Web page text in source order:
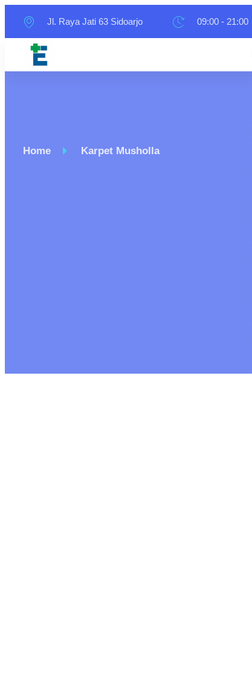
Jl. Raya Jati 63 Sidoarjo 09:00 - 21:00
Home Karpet Musholla